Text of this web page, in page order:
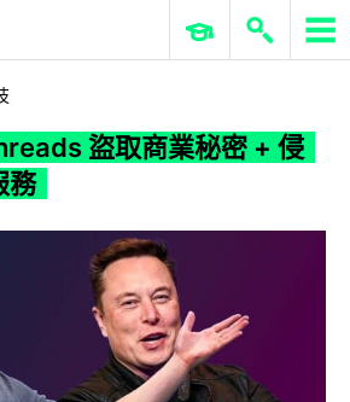
ERP 與商業 AI
盜取商業秘密 + 侵
務